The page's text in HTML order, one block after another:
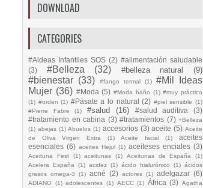
DOWNLOAD
CATEGORIES
#Aldeas Infantiles SOS (2) #alimentación saludable
(3)
#Belleza (32) #belleza natural (9)
#bienestar (33) #fango termal (1)
#Mil Ideas
Mujer (36) #Moda (5) #Moda baño (1) #muy práctico
(1) #orden (1) #Pásate a lo natural (2) #piel sensible (1)
#Pierre Fabre
(1) #salud (16) #salud auditiva
(3)
#tratamiento en cabina (3) #tratamientos (7) +Belleza
(1) abejas (1) Abuelos (1) accesorios (3) aceite (5) Aceite
de Oliva Virgen Extra
(1) Aceite facial (1)
aceites
esenciales (6) aceites Hejul (1) aceiteses enciales (3)
Aceituna Fest (1) aceitunas (1) Aceitunas de España
(1)
Acelera España (1) acidez (1) ácido hialurónico (1) ácidos
grasos omega-3
(1) acné (2) actores (1) adelgazar (6)
ADIANO (1) adolescentes (1) AECC (1) África (3) Agatha